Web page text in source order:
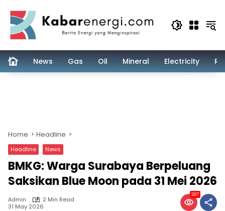
content
News Gas Oil Mineral Electricity
Home Headline
Headline News
BMKG: Warga Surabaya Berpeluang
Saksikan Blue Moon pada 31 Mei 2026
Admin
2 Min Read
31 May 2026
287